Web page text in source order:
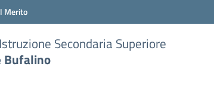
Merito
Secondaria Superiore
Bufalino